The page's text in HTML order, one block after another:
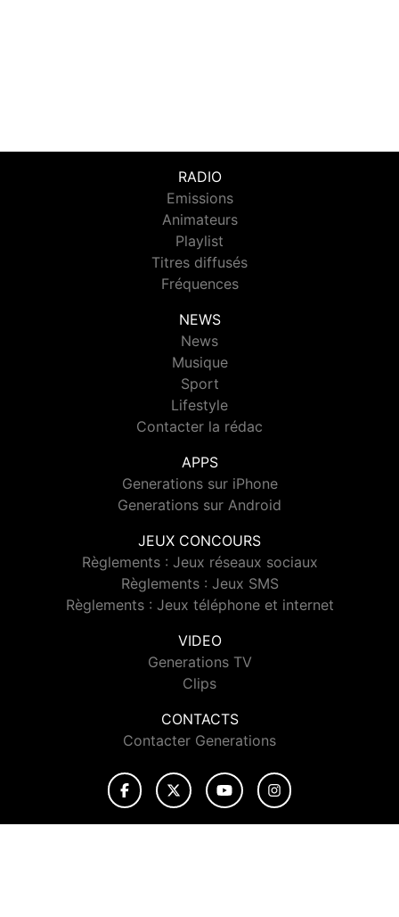
RADIO
Emissions
Animateurs
Playlist
Titres diffusés
Fréquences
NEWS
News
Musique
Sport
Lifestyle
Contacter la rédac
APPS
Generations sur iPhone
Generations sur Android
JEUX CONCOURS
Règlements : Jeux réseaux sociaux
Règlements : Jeux SMS
Règlements : Jeux téléphone et internet
VIDEO
Generations TV
Clips
CONTACTS
Contacter Generations